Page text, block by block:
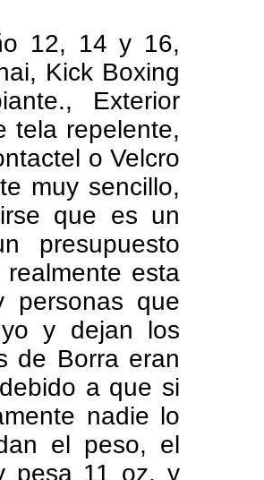
12, 14 y 16,
Kick Boxing
Exterior
tela repelente,
o Velcro
muy sencillo,
que es un
presupuesto
esta
personas que
y dejan los
de Borra eran
a que si
nadie lo
el peso, el
pesa 11 oz. y